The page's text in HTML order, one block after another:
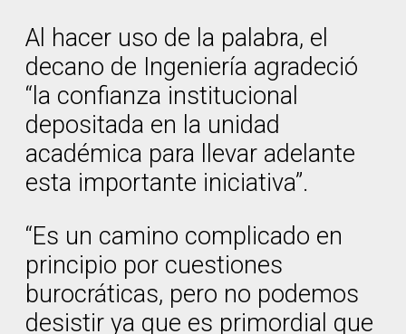
Al hacer uso de la palabra, el
decano de Ingeniería agradeció
“la confianza institucional
depositada en la unidad
académica para llevar adelante
esta importante iniciativa”.
“Es un camino complicado en
principio por cuestiones
burocráticas, pero no podemos
desistir ya que es primordial que